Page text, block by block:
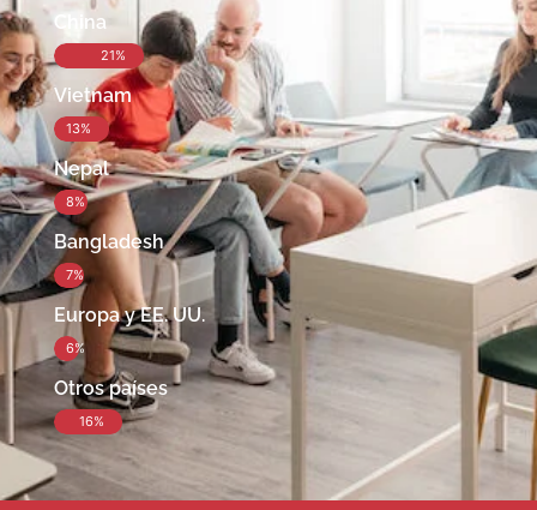
China
21%
Vietnam
13%
Nepal
8%
Bangladesh
7%
Europa y EE. UU.
6%
Otros países
16%